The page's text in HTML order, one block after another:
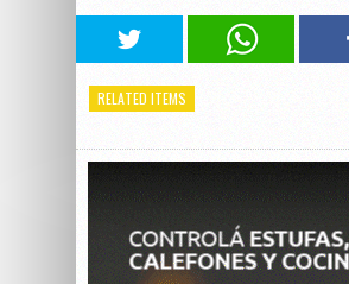
RELATED ITEMS